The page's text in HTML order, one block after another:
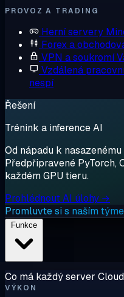
PROVOZ A TRADING
Herní servery
Forex a
VPN a soukromí
Vzdálená
nespí
Řešení
Trénink a inference AI
Od nápadu k
Předpřipravené PyTorch,
každém GPU tieru.
Prohlédnout AI úlohy →
Promluvte si s naším
Co má každý server
VÝKON